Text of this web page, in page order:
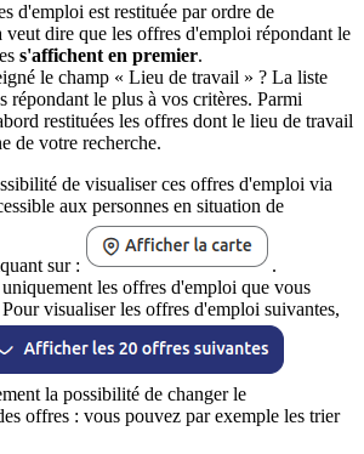
d'emploi est restituée par ordre de
veut dire que les offres d'emploi répondant le
s'affichent en premier.
le champ « Lieu de travail » ? La liste
répondant le plus à vos critères. Parmi
restituées les offres dont le lieu de travail
de votre recherche.
de visualiser ces offres d'emploi via
aux personnes en situation de
sur :
.
les offres d'emploi que vous
visualiser les offres d'emploi suivantes,
la possibilité de changer le
offres : vous pouvez par exemple les trier